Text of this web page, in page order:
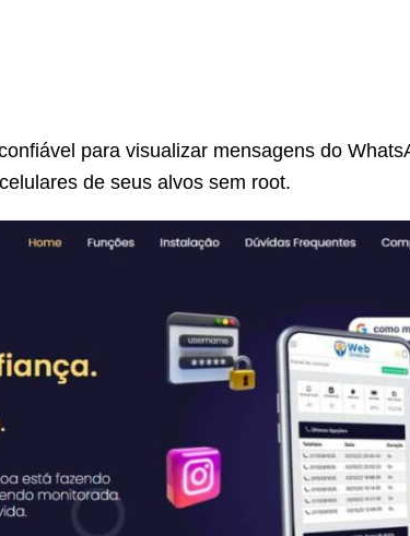
para visualizar mensagens do
de seus alvos sem root.